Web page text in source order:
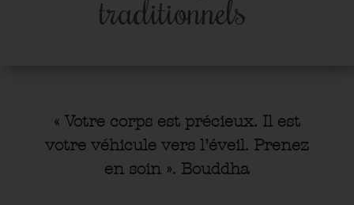
traditionnels
« Votre corps est précieux. Il est
votre véhicule vers l’éveil. Prenez
en soin ». Bouddha